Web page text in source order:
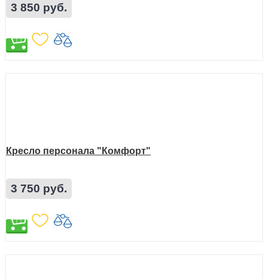
3 850 руб.
Кресло персонала "Комфорт"
3 750 руб.